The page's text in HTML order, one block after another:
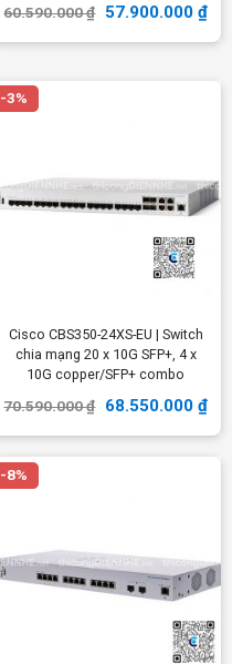
60.590.000₫ 57.900.000 ₫
-3%
Cisco CBS350-24XS-EU | Switch
chia mạng 20 x 10G SFP+, 4 x
10G copper/SFP+ combo
70.590.000₫ 68.550.000 ₫
-8%